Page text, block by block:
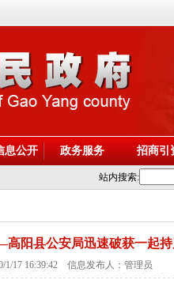
息公开 政务服务 招商引
站内搜索:
阳县公安局迅速破获一起
1/17 16:39:42 信息发布人：管理员